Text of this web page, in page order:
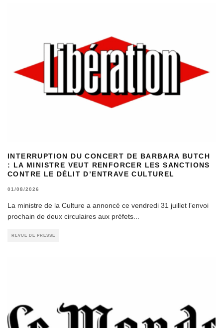
INTERRUPTION DU CONCERT DE BARBARA BUTCH
: LA MINISTRE VEUT RENFORCER LES SANCTIONS
CONTRE LE DÉLIT D’ENTRAVE CULTUREL
01/08/2026
La ministre de la Culture a annoncé ce vendredi 31 juillet l’envoi
prochain de deux circulaires aux préfets...
REVUE DE PRESSE